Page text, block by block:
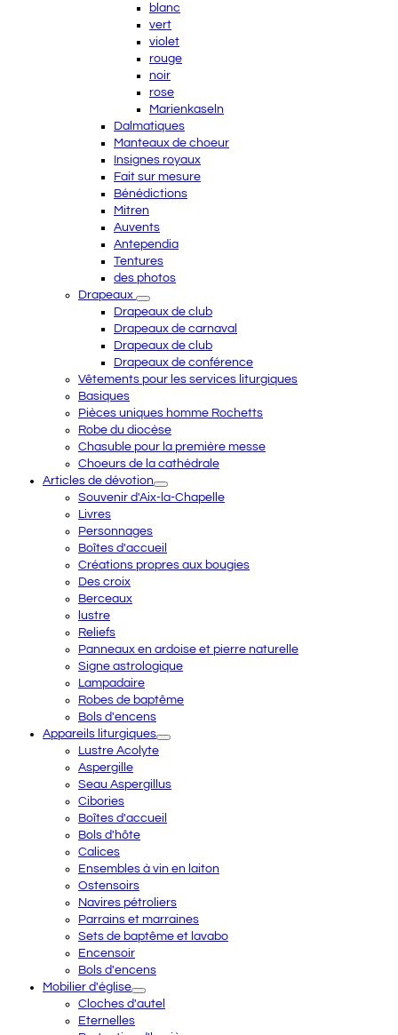
blanc
vert
violet
rouge
noir
rose
Marienkaseln
Dalmatiques
Manteaux de choeur
Insignes royaux
Fait sur mesure
Bénédictions
Mitren
Auvents
Antependia
Tentures
des photos
Drapeaux
Drapeaux de club
Drapeaux de carnaval
Drapeaux de club
Drapeaux de conférence
Vêtements pour les services liturgiques
Basiques
Pièces uniques homme Rochetts
Robe du diocèse
Chasuble pour la première messe
Choeurs de la cathédrale
Articles de dévotion
Souvenir d'Aix-la-Chapelle
Livres
Personnages
Boîtes d'accueil
Créations propres aux bougies
Des croix
Berceaux
lustre
Reliefs
Panneaux en ardoise et pierre naturelle
Signe astrologique
Lampadaire
Robes de baptême
Bols d'encens
Appareils liturgiques
Lustre Acolyte
Aspergille
Seau Aspergillus
Cibories
Boîtes d'accueil
Bols d'hôte
Calices
Ensembles à vin en laiton
Ostensoirs
Navires pétroliers
Parrains et marraines
Sets de baptême et lavabo
Encensoir
Bols d'encens
Mobilier d'église
Cloches d'autel
Eternelles